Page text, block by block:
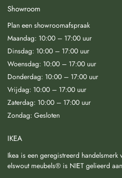
Showroom
Plan een showroomafspraak
Maandag: 10:00 – 17:00 uur
Dinsdag: 10:00 – 17:00 uur
Woensdag: 10:00 – 17:00 uur
Donderdag: 10:00 – 17:00 uur
Vrijdag: 10:00 – 17:00 uur
Zaterdag: 10:00 – 17:00 uur
Zondag: Gesloten
IKEA
Ikea is een geregistreerd handelsmerk
elswout meubels® is NIET gelieerd